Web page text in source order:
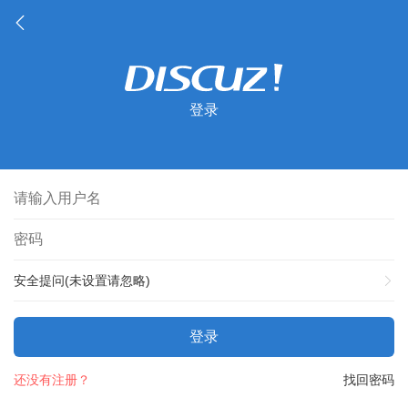
登录
安全提问(未设置请忽略)
登录
找回密码
还没有注册？